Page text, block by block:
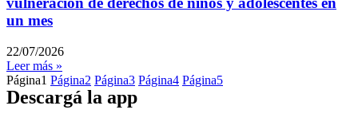
un mes
22/07/2026
Leer más »
Página1 Página2 Página3 Página4 Página5
Descargá la app